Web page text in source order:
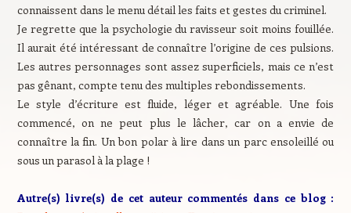
connaissent dans le menu détail les faits et gestes du criminel.
Je regrette que la psychologie du ravisseur soit moins fouillée.
Il aurait été intéressant de connaître l’origine de ces pulsions.
Les autres personnages sont assez superficiels, mais ce n’est
pas gênant, compte tenu des multiples rebondissements.
Le style d’écriture est fluide, léger et agréable. Une fois
commencé, on ne peut plus le lâcher, car on a envie de
connaître la fin. Un bon polar à lire dans un parc ensoleillé ou
sous un parasol à la plage !
Autre(s) livre(s) de cet auteur commentés dans ce blog :